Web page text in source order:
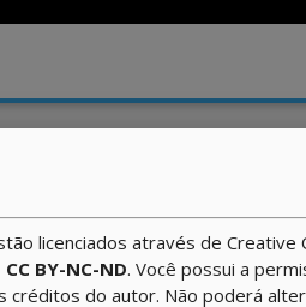
licenciados através de Creative
BY-NC-ND. Você possui a
créditos do autor. Não poderá
-